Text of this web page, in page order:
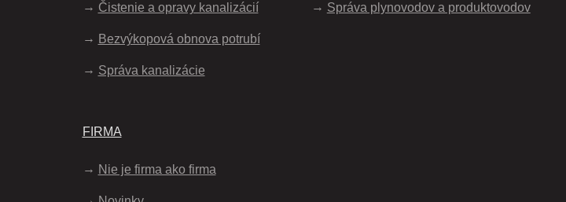
Čistenie a opravy kanalizácií
Bezvýkopová obnova potrubí
Správa kanalizácie
FIRMA
Nie je firma ako firma
Správa plynovodov a produktovodov